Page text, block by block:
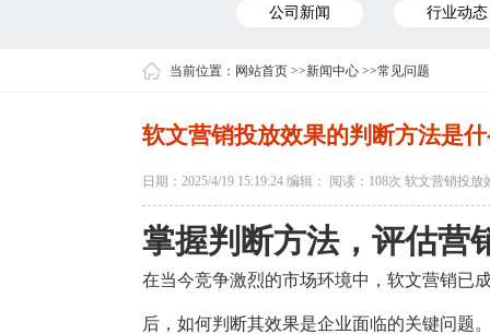
公司新闻 行业动态
当前位置： 网站首页 >>新闻中心 >>常见问题
软文营销投放效果的判断方法是
日期：2025/4/19 15:19:24 编辑： 阅读： 108次 软文营销投
掌握判断方法，评估营
在当今竞争激烈的市场环境中，软文营销已
后，如何判断其效果是企业面临的关键问题